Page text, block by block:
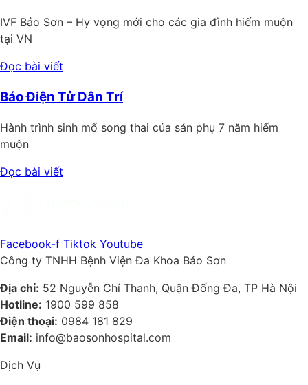
IVF Bảo Sơn – Hy vọng mới cho các gia đình hiếm muộn
tại VN
Đọc bài viết
Báo Điện Tử Dân Trí
Hành trình sinh mổ song thai của sản phụ 7 năm hiếm
muộn
Đọc bài viết
Facebook-f Tiktok Youtube
Công ty TNHH Bệnh Viện Đa Khoa Bảo Sơn
Địa chỉ: 52 Nguyễn Chí Thanh, Quận Đống Đa, TP Hà Nội
Hotline: 1900 599 858
Điện thoại: 0984 181 829
Email: info@baosonhospital.com
Dịch Vụ